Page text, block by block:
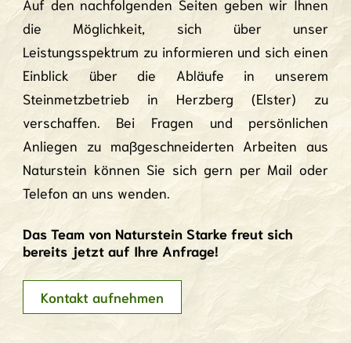
Auf den nachfolgenden Seiten geben wir Ihnen
die Möglichkeit, sich über unser
Leistungsspektrum zu informieren und sich einen
Einblick über die Abläufe in unserem
Steinmetzbetrieb in Herzberg (Elster) zu
verschaffen. Bei Fragen und persönlichen
Anliegen zu maßgeschneiderten Arbeiten aus
Naturstein können Sie sich gern per Mail oder
Telefon an uns wenden.
Das Team von Naturstein Starke freut sich
bereits jetzt auf Ihre Anfrage!
Kontakt aufnehmen